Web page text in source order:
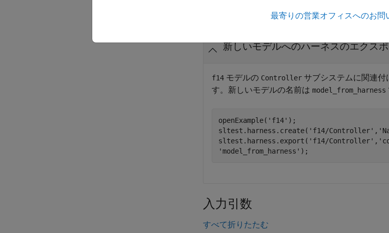
新しいモデルへのハーネスのエクスポ
f14 モデルの Controller サブシステムに関連付
す。新しいモデルの名前は model_from_harness
openExample( 'f14' );
sltest.harness.create( 'f14/Controller' ,
sltest.harness.export( 'f14/Controller' ,
'model_from_harness' );
入力引数
すべて折りたたむ
最寄りの営業オフィスへのお問